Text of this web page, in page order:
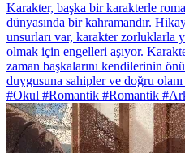
Karakter, başka bir karakterle
dünyasında bir kahramandır.
unsurları var, karakter
olmak için engelleri aşıyor.
zaman başkalarını kendilerinin
duygusuna sahipler ve doğru
#Okul #Romantik #Romantik